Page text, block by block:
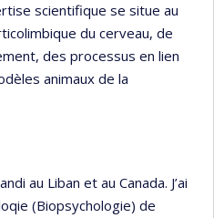
scientifique se situe au
du cerveau, de
des processus en lien
animaux de la
au Liban et au Canada. J’ai
(Biopsychologie) de